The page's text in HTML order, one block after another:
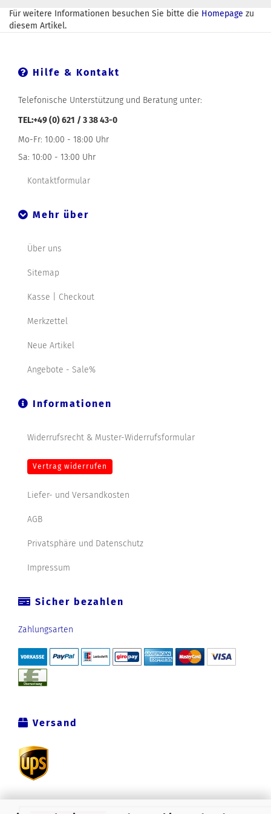
Für weitere Informationen besuchen Sie bitte die Homepage zu
diesem Artikel.
Hilfe & Kontakt
Telefonische Unterstützung und Beratung unter:
TEL:+49 (0) 621 / 3 38 43-0
Mo-Fr: 10:00 - 18:00 Uhr
Sa: 10:00 - 13:00 Uhr
Kontaktformular
Mehr über
Über uns
Sitemap
Kasse | Checkout
Merkzettel
Neue Artikel
Angebote - Sale%
Informationen
Widerrufsrecht & Muster-Widerrufsformular
Vertrag widerrufen
Liefer- und Versandkosten
AGB
Privatsphäre und Datenschutz
Impressum
Sicher bezahlen
Zahlungsarten
Versand